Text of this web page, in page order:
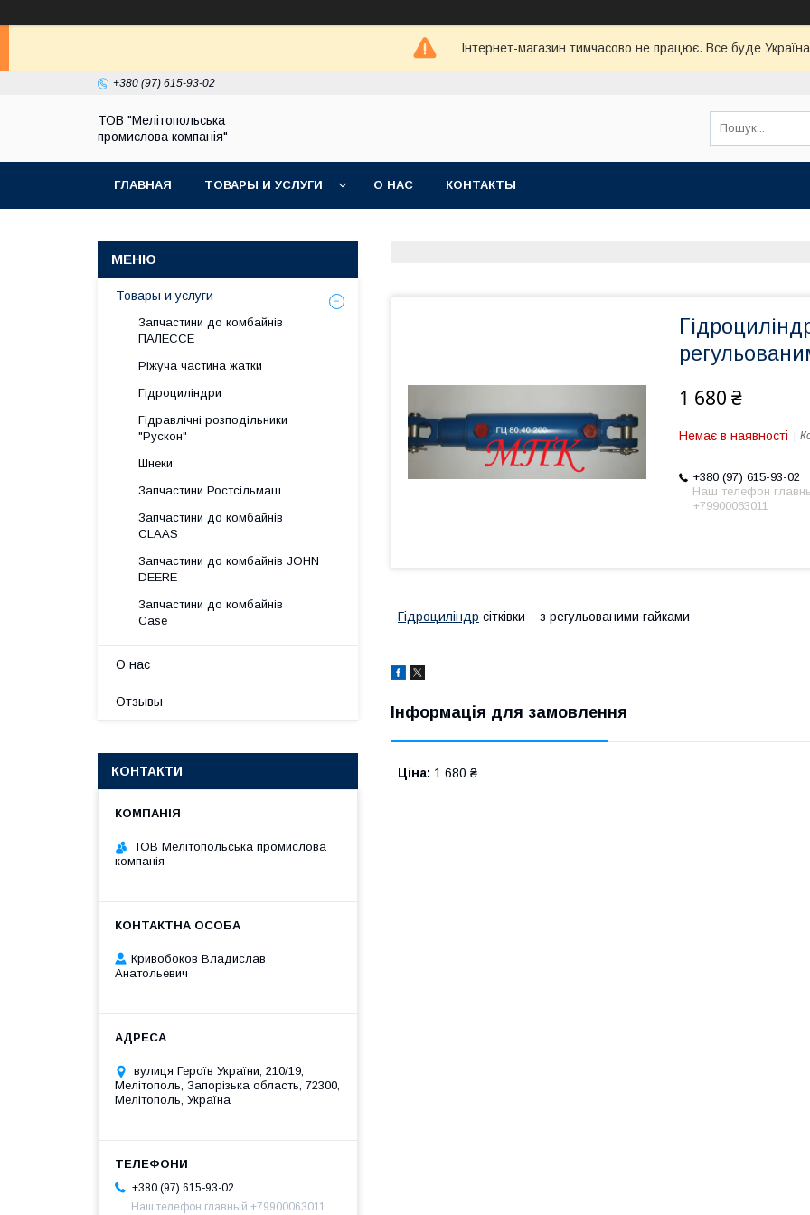
Інтернет-магазин тимчасово не працює. Все буде
+380 (97) 615-93-02
ТОВ "Мелітопольська
промислова компанія"
ГЛАВНАЯ ТОВАРЫ И УСЛУГИ О НАС КОНТАКТЫ
1 680 ₴
Немає в наявності
+380 (97) 615-93-02
Наш телефон
+79900063011
Гідроциліндр сітківки з регульованими гайками
Інформація для замовлення
Ціна: 1 680 ₴
Товары и услуги
Запчастини до комбайнів
ПАЛЕССЕ
Ріжуча частина жатки
Гідроциліндри
Гідравлічні розподільники
"Рускон"
Шнеки
Запчастини Ростсільмаш
Запчастини до комбайнів
CLAAS
Запчастини до комбайнів JOHN
DEERE
Запчастини до комбайнів
Case
О нас
Отзывы
КОНТАКТИ
ТОВ Мелітопольська промислова
компанія
Кривобоков Владислав
Анатольевич
вулиця Героїв України, 210/19,
Мелітополь, Запорізька область, 72300,
Мелітополь, Україна
+380 (97) 615-93-02
Наш телефон главный +79900063011